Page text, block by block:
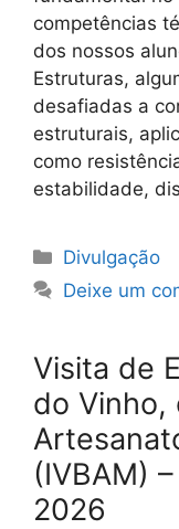
competências
dos nossos
Estruturas,
desafiadas a
estruturais,
como
estabilidade,
Categorias
Divulgação
Deixe um
Visita de
do Vinho,
(IVBAM)
2026